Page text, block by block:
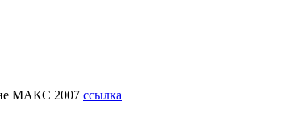
МАКС 2007 ссылка